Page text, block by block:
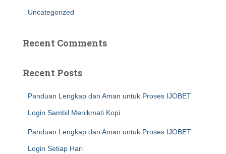
Uncategorized
Recent Comments
Recent Posts
Panduan Lengkap dan Aman untuk Proses IJOBET
Login Sambil Menikmati Kopi
Panduan Lengkap dan Aman untuk Proses IJOBET
Login Setiap Hari